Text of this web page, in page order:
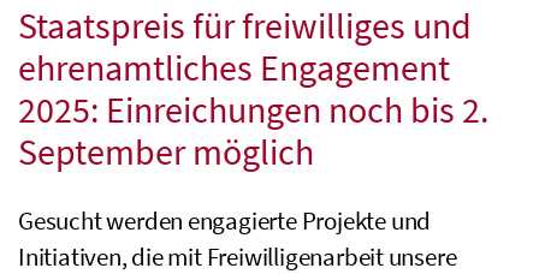
Staatspreis für freiwilliges und
ehrenamtliches Engagement
2025: Einreichungen noch bis 2.
September möglich
Gesucht werden engagierte Projekte und
Initiativen, die mit Freiwilligenarbeit unsere